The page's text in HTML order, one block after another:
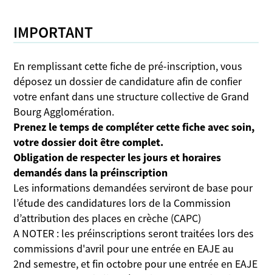
IMPORTANT
En remplissant cette fiche de pré-inscription, vous
déposez un dossier de candidature afin de confier
votre enfant dans une structure collective de Grand
Bourg Agglomération.
Prenez le temps de compléter cette fiche avec soin,
votre dossier doit être complet.
Obligation de respecter les jours et horaires
demandés dans la préinscription
Les informations demandées serviront de base pour
l’étude des candidatures lors de la Commission
d’attribution des places en crèche (CAPC)
A NOTER : les préinscriptions seront traitées lors des
commissions d'avril pour une entrée en EAJE au
2nd semestre, et fin octobre pour une entrée en EAJE